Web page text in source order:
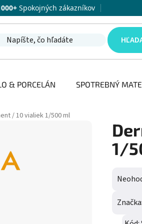
Spokojných zákazníkov
& PORCELÁN SPOTREBNÝ
/ 10 vialiek 1/500 ml
1/
Značka: